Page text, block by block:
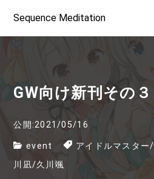
Sequence Meditation
GW向け新刊その３
公開:2021/05/16
event アイドルマスター/
川凪/久川颯